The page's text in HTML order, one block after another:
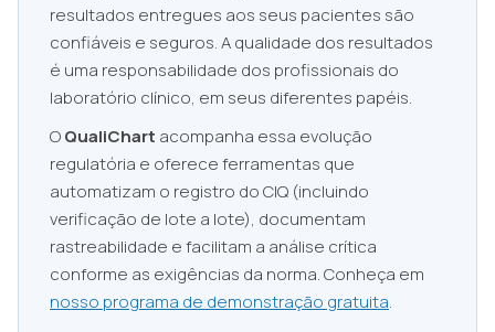
resultados entregues aos seus pacientes são
confiáveis e seguros. A qualidade dos resultados
é uma responsabilidade dos profissionais do
laboratório clínico, em seus diferentes papéis.
OQualiChart acompanha essa evolução
regulatória e oferece ferramentas que
automatizam o registro do CIQ (incluindo
verificação de lote a lote), documentam
rastreabilidade e facilitam a análise crítica
conforme as exigências da norma. Conheça em
nosso programa de demonstração gratuita.